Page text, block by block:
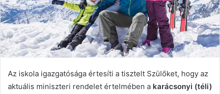
Az iskola igazgatósága értesíti a tisztelt Szülőket, hogy az
aktuális miniszteri rendelet értelmében a karácsonyi (téli)